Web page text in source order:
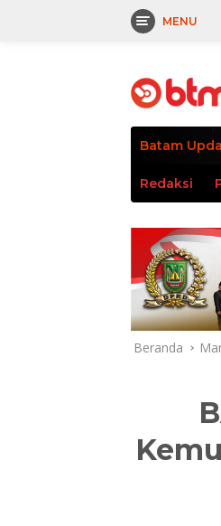
MENU
Batam
Redaksi
Beranda